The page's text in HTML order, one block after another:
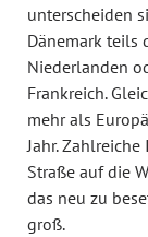
unterscheiden
Dänemark teils
Niederlanden
Frankreich.
mehr als
Jahr.
Straße auf die
das neu zu
groß.